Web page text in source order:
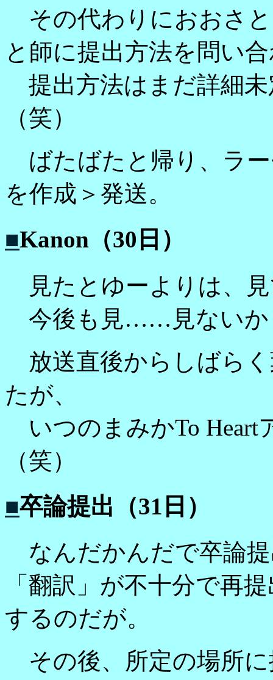
その代わりにおおさ
と師に提出方法を問い
提出方法はまだ詳細
（笑）
ばたばたと帰り、ラ
を作成＞発送。
■Kanon（30日）
見たとゆーよりは、
今後も見……見ない
放送直後からしばら
たが、
いつのまみかTo Heart
（笑）
■卒論提出（31日）
なんだかんだで卒論
「翻訳」が不十分で再
するのだが。
その後、所定の場所